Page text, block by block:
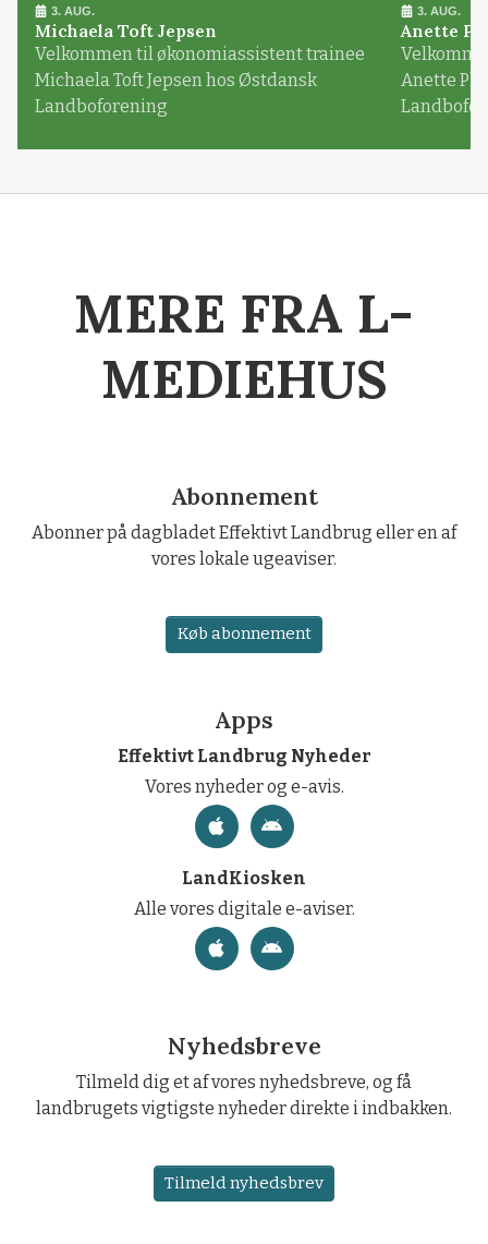
3. AUG.
Michaela Toft Jepsen
Velkommen til økonomiassistent trainee
Michaela Toft Jepsen hos Østdansk
Landboforening
3. AUG.
Anette
Anette
MERE FRA L-
MEDIEHUS
Abonnement
Abonner på dagbladet Effektivt Landbrug eller en af
vores lokale ugeaviser.
Køb abonnement
Apps
Effektivt Landbrug Nyheder
Vores nyheder og e-avis.
LandKiosken
Alle vores digitale e-aviser.
Nyhedsbreve
Tilmeld dig et af vores nyhedsbreve, og få
landbrugets vigtigste nyheder direkte i indbakken.
Tilmeld nyhedsbrev